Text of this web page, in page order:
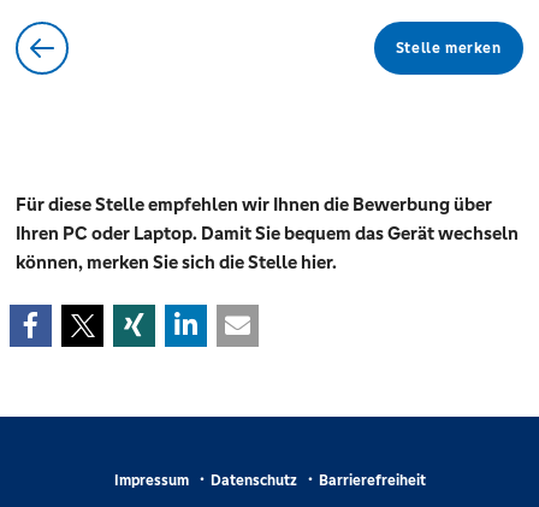
Stelle merken
Für diese Stelle empfehlen wir Ihnen die Bewerbung über
Ihren PC oder Laptop. Damit Sie bequem das Gerät wechseln
können, merken Sie sich die Stelle hier.
Impressum Datenschutz Barrierefreiheit